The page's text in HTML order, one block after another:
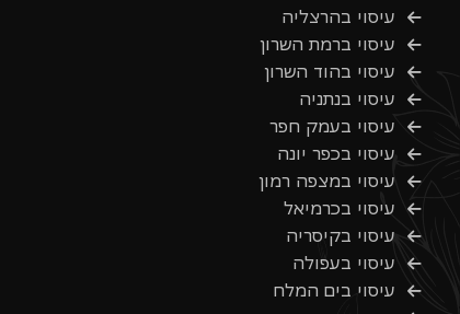
עיסוי בהרצליה
עיסוי ברמת השרון
עיסוי בהוד השרון
עיסוי בנתניה
עיסוי בעמק חפר
עיסוי בכפר יונה
עיסוי במצפה רמון
עיסוי בכרמיאל
עיסוי בקיסריה
עיסוי בעפולה
עיסוי בים המלח